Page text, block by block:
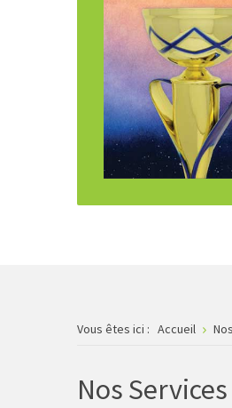
Vous êtes ici : Accueil
Nos Services